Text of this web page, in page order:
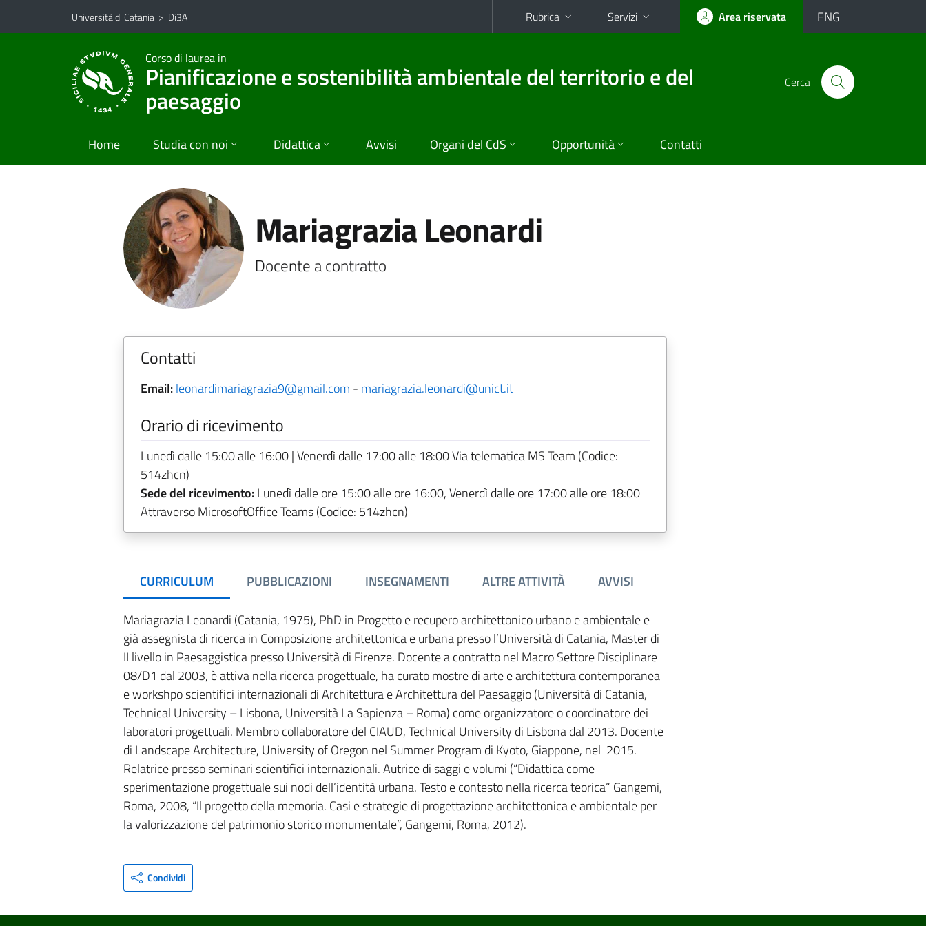
Vai al contenuto principale
Vai al menu di navigazione
Università di Catania > Di3A Rubrica Servizi Area riservata ENG
Corso di laurea in
Pianificazione e sostenibilità ambientale del territorio e del
paesaggio
Cerca
Home Studia con noi Didattica Avvisi Organi del CdS Opportunità Contatti
Mariagrazia Leonardi
Docente a contratto
Contatti
Email:leonardimariagrazia9@gmail.com - mariagrazia.leonardi@unict.it
Orario di ricevimento
Lunedì dalle 15:00 alle 16:00 | Venerdì dalle 17:00 alle 18:00 Via telematica MS Team (Codice:
514zhcn)
Sede del ricevimento:Lunedì dalle ore 15:00 alle ore 16:00, Venerdì dalle ore 17:00 alle ore 18:00
Attraverso MicrosoftOffice Teams (Codice: 514zhcn)
CURRICULUM PUBBLICAZIONI INSEGNAMENTI ALTRE ATTIVITÀ AVVISI
Mariagrazia Leonardi (Catania, 1975), PhD in Progetto e recupero architettonico urbano e ambientale e
già assegnista di ricerca in Composizione architettonica e urbana presso l’Università di Catania, Master di
II livello in Paesaggistica presso Università di Firenze. Docente a contratto nel Macro Settore Disciplinare
08/D1 dal 2003, è attiva nella ricerca progettuale, ha curato mostre di arte e architettura contemporanea
e workshpo scientifici internazionali di Architettura e Architettura del Paesaggio (Università di Catania,
Technical University – Lisbona, Università La Sapienza – Roma) come organizzatore o coordinatore dei
laboratori progettuali. Membro collaboratore del CIAUD, Technical University di Lisbona dal 2013. Docente
di Landscape Architecture, University of Oregon nel Summer Program di Kyoto, Giappone, nel 2015.
Relatrice presso seminari scientifici internazionali. Autrice di saggi e volumi (“Didattica come
sperimentazione progettuale sui nodi dell’identità urbana. Testo e contesto nella ricerca teorica” Gangemi,
Roma, 2008, “Il progetto della memoria. Casi e strategie di progettazione architettonica e ambientale per
la valorizzazione del patrimonio storico monumentale”, Gangemi, Roma, 2012).
Condividi